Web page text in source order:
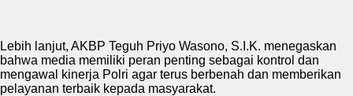
Lebih lanjut, AKBP Teguh Priyo Wasono, S.I.K. menegaskan
bahwa media memiliki peran penting sebagai kontrol dan
mengawal kinerja Polri agar terus berbenah dan memberikan
pelayanan terbaik kepada masyarakat.